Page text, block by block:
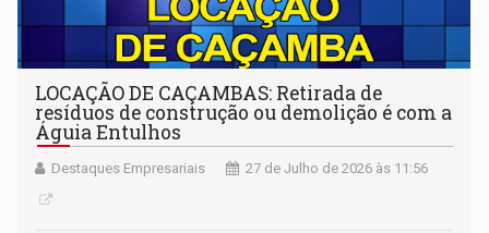
LOCAÇÃO DE CAÇAMBAS: Retirada de
resíduos de construção ou demolição é com a
Águia Entulhos
Destaques Empresariais 27 de Julho de 2026 às 11:56